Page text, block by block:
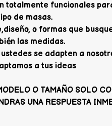
totalmente funcionales
de masas.
o formas que
las medidas.
se adapten a
a tus ideas
O TAMAÑO SOLO
UNA RESPUESTA